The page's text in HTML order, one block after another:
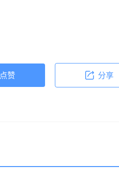
。对于依据本文内容采取的
点赞 分享